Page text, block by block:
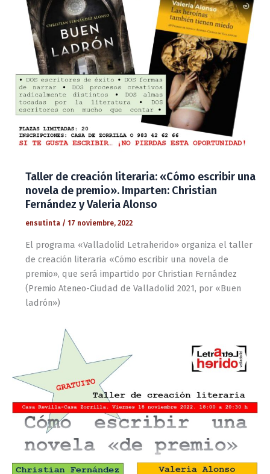
Taller de creación literaria: «Cómo escribir una
novela de premio». Imparten: Christian
Fernández y Valeria Alonso
ensutinta / 17 noviembre, 2022
El programa «Valladolid Letraherido» organiza el taller
de creación literaria «Cómo escribir una novela de
premio», que será impartido por Christian Fernández
(Premio Ateneo-Ciudad de Valladolid 2021, por «Buen
ladrón»)